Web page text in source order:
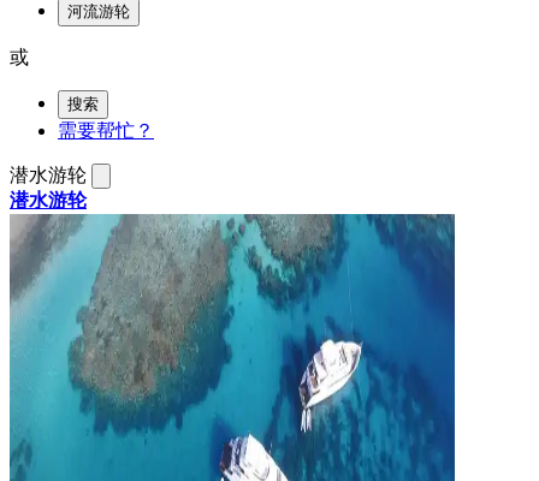
河流游轮
或
搜索
需要帮忙？
潜水游轮
潜水游轮